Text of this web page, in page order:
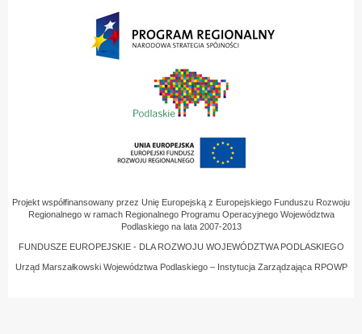
Projekt współfinansowany przez Unię Europejską z Europejskiego Funduszu Rozwoju
Regionalnego w ramach Regionalnego Programu Operacyjnego Województwa
Podlaskiego na lata 2007-2013
FUNDUSZE EUROPEJSKIE - DLA ROZWOJU WOJEWÓDZTWA PODLASKIEGO
Urząd Marszałkowski Województwa Podlaskiego – Instytucja Zarządzająca RPOWP